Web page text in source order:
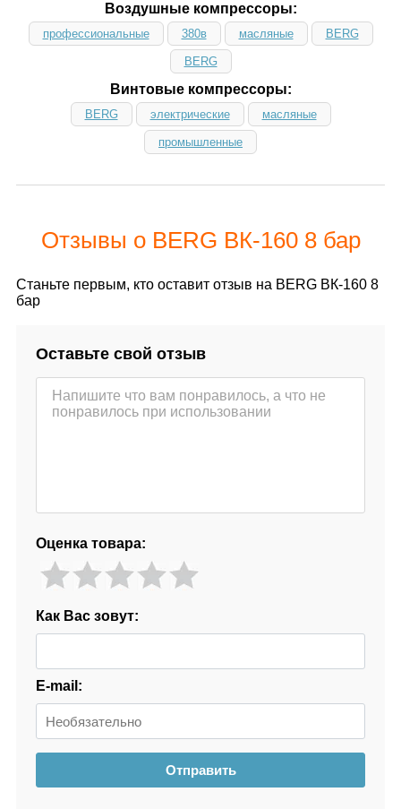
Воздушные компрессоры:
профессиональные 380в масляные BERG
BERG
Винтовые компрессоры:
BERG электрические масляные
промышленные
Отзывы о BERG ВК-160 8 бар
Станьте первым, кто оставит отзыв на BERG ВК-160 8
бар
Оставьте свой отзыв
Оценка товара:
Как Вас зовут:
E-mail:
Отправить